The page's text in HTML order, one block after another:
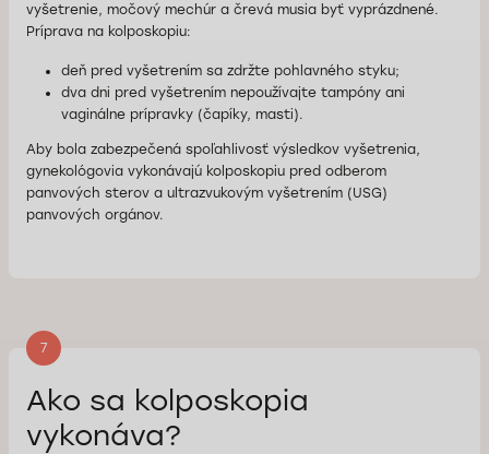
vyšetrenie, močový mechúr a črevá musia byť vyprázdnené.
Príprava na kolposkopiu:
deň pred vyšetrením sa zdržte pohlavného styku;
dva dni pred vyšetrením nepoužívajte tampóny ani
vaginálne prípravky (čapíky, masti).
Aby bola zabezpečená spoľahlivosť výsledkov vyšetrenia,
gynekológovia vykonávajú kolposkopiu pred odberom
panvových sterov a ultrazvukovým vyšetrením (USG)
panvových orgánov.
7
Ako sa kolposkopia
vykonáva?